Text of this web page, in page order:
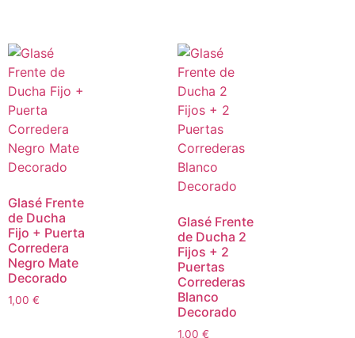
Glasé Frente
de Ducha
Fijo + Puerta
Corredera
Negro Mate
Decorado
1,00 €
Glasé Frente
de Ducha 2
Fijos + 2
Puertas
Correderas
Blanco
Decorado
1,00 €